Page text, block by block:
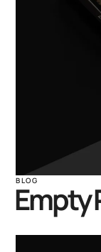
BLOG
Empty